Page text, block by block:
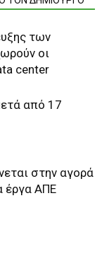
των
οι
center
από 17
στην αγορά
έργα ΑΠΕ